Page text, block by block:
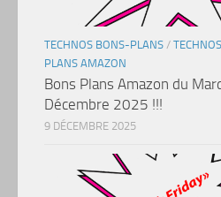
TECHNOS BONS-PLANS /
PLANS AMAZON
Bons Plans Amazon du
Décembre 2025 !!!
9 DÉCEMBRE 2025